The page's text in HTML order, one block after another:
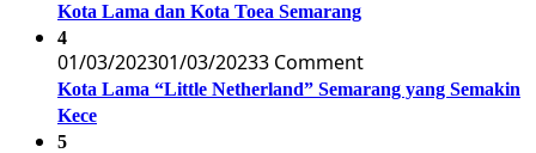
Kota Lama dan Kota Toea Semarang
4
01/03/202301/03/20233 Comment
Kota Lama “Little Netherland” Semarang yang Semakin
Kece
5